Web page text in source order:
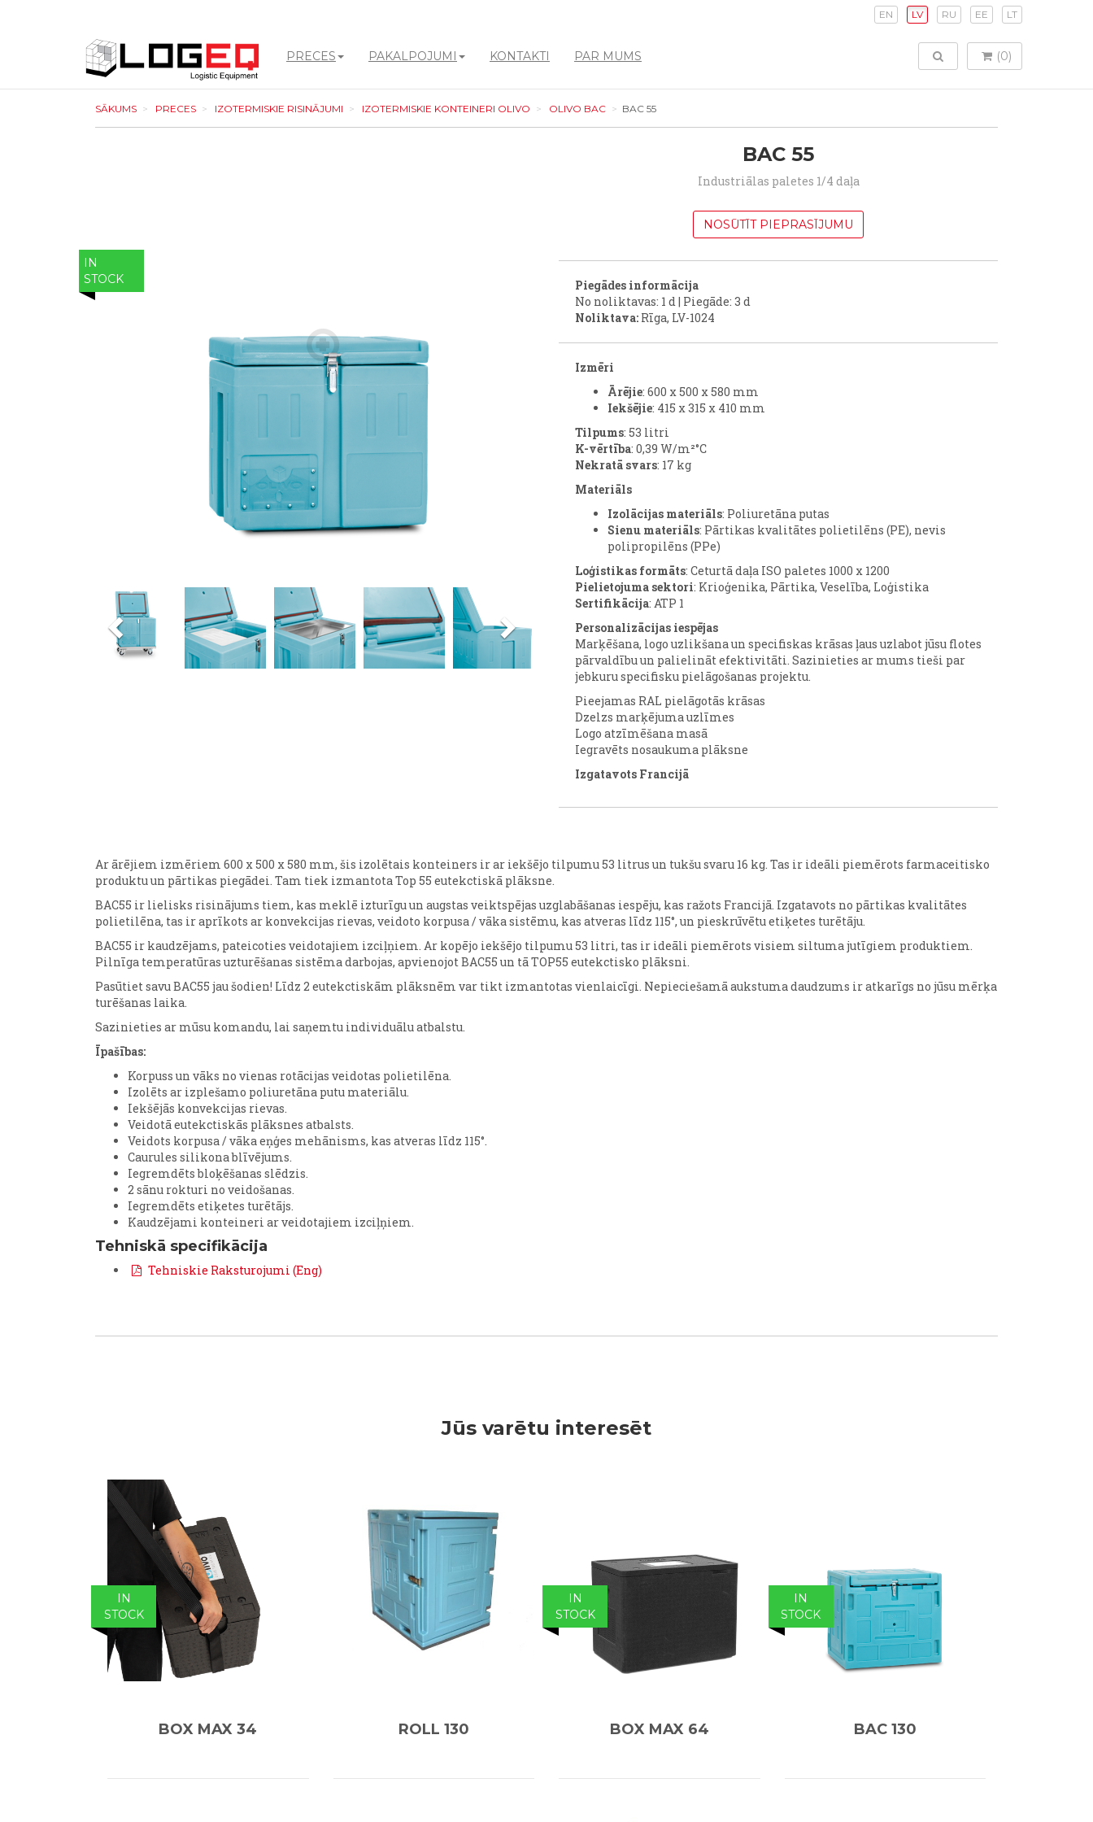
EN LV RU EE LT
go
PRECES PAKALPOJUMI KONTAKTI PAR MUMS TOGGLE SEARCH
(0)
SĀKUMS PRECES IZOTERMISKIE RISINĀJUMI IZOTERMISKIE KONTEINERI OLIVO OLIVO BAC BAC 55
IN
STOCK
Previous
BAC 55
Industriālas paletes 1/4 daļa
NOSŪTĪT PIEPRASĪJUMU
Piegādes informācija
No noliktavas: 1 d | Piegāde: 3 d
Noliktava: Rīga, LV-1024
Izmēri
Ārējie: 600 x 500 x 580 mm
Iekšējie: 415 x 315 x 410 mm
Tilpums: 53 litri
K-vērtība: 0,39 W/m²°C
Nekratā svars: 17 kg
Materiāls
Izolācijas materiāls: Poliuretāna putas
Sienu materiāls: Pārtikas kvalitātes polietilēns (PE), nevis
polipropilēns (PPe)
Loģistikas formāts: Ceturtā daļa ISO paletes 1000 x 1200
Pielietojuma sektori: Krioģenika, Pārtika, Veselība, Loģistika
Sertifikācija: ATP 1
Personalizācijas iespējas
Marķēšana, logo uzlikšana un specifiskas krāsas ļaus uzlabot jūsu flotes
pārvaldību un palielināt efektivitāti. Sazinieties ar mums tieši par
jebkuru specifisku pielāgošanas projektu.
Pieejamas RAL pielāgotās krāsas
Dzelzs marķējuma uzlīmes
Logo atzīmēšana masā
Iegravēts nosaukuma plāksne
Izgatavots Francijā
Ar ārējiem izmēriem 600 x 500 x 580 mm, šis izolētais konteiners ir ar iekšējo tilpumu 53 litrus un tukšu svaru 16 kg. Tas ir ideāli piemērots farmaceitisko
produktu un pārtikas piegādei. Tam tiek izmantota Top 55 eutekctiskā plāksne.
BAC55 ir lielisks risinājums tiem, kas meklē izturīgu un augstas veiktspējas uzglabāšanas iespēju, kas ražots Francijā. Izgatavots no pārtikas kvalitātes
polietilēna, tas ir aprīkots ar konvekcijas rievas, veidoto korpusa / vāka sistēmu, kas atveras līdz 115°, un pieskrūvētu etiķetes turētāju.
BAC55 ir kaudzējams, pateicoties veidotajiem izciļņiem. Ar kopējo iekšējo tilpumu 53 litri, tas ir ideāli piemērots visiem siltuma jutīgiem produktiem.
Pilnīga temperatūras uzturēšanas sistēma darbojas, apvienojot BAC55 un tā TOP55 eutekctisko plāksni.
Pasūtiet savu BAC55 jau šodien! Līdz 2 eutekctiskām plāksnēm var tikt izmantotas vienlaicīgi. Nepieciešamā aukstuma daudzums ir atkarīgs no jūsu mērķa
turēšanas laika.
Sazinieties ar mūsu komandu, lai saņemtu individuālu atbalstu.
Īpašības:
Korpuss un vāks no vienas rotācijas veidotas polietilēna.
Izolēts ar izplešamo poliuretāna putu materiālu.
Iekšējās konvekcijas rievas.
Veidotā eutekctiskās plāksnes atbalsts.
Veidots korpusa / vāka eņģes mehānisms, kas atveras līdz 115°.
Caurules silikona blīvējums.
Iegremdēts bloķēšanas slēdzis.
2 sānu rokturi no veidošanas.
Iegremdēts etiķetes turētājs.
Kaudzējami konteineri ar veidotajiem izciļņiem.
Tehniskā specifikācija
Tehniskie Raksturojumi (Eng)
Jūs varētu interesēt
BOX MAX 34
IN
STOCK
ROLL 130 BOX MAX 64
IN
STOCK
BAC 130
IN
STOCK